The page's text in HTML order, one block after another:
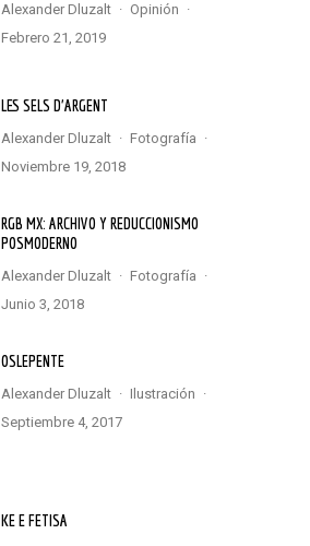
Alexander Dluzalt · Opinión ·
febrero 21, 2019
LES SELS D’ARGENT
Alexander Dluzalt · Fotografía ·
noviembre 19, 2018
RGB MX: ARCHIVO Y REDUCCIONISMO
POSMODERNO
Alexander Dluzalt · Fotografía ·
junio 3, 2018
OSLEPENTE
Alexander Dluzalt · Ilustración ·
septiembre 4, 2017
KE E FETISA